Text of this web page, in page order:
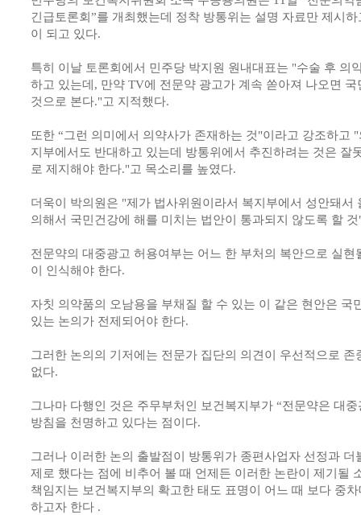
긴급토론회”를 개최했는데 정착 방통위는 설명 자료만 제시
이 되고 있다.
특히 이날 토론회에서 민주당 박지원 원내대표는 "수술 후 의
하고 있는데, 만약 TV에 전문약 광고가 계속 쏟아져 나오면
것으로 본다."고 지적했다.
또한 “그런 의미에서 의약사가 존재하는 것"이라고 강조하고
지부에서도 반대하고 있는데 방통위에서 추진하려는 것은 잘
로 제지해야 한다."고 목소리를 높였다.
더욱이 박의원은 "제가 법사위원이라서 복지부에서 성안돼서
의해서 국민건강에 해를 미치는 법안이 통과되지 않도록 할
전문약의 대중광고 허용여부는 어느 한 부처의 복안으로 실현
이 인식해야 한다.
자칫 의약품의 오남용을 부채질 할 수 있는 이 같은 현안은 국
있는 논의가 전제되어야 한다.
그러한 논의의 기저에는 전문가 집단의 의견이 우선적으로
없다.
그나마 다행인 것은 주무부처인 보건복지부가 “전문약은 대
방침을 천명하고 있다는 점이다.
그러나 이러한 논의 출발점이 방통위가 종편사업자 선정과
제로 했다는 점에 비추어 볼 때 언제든 이러한 논란이 제기될
책임지는 보건복지부의 확고한 태도 표명이 어느 때 보다 중
하고자 한다 .